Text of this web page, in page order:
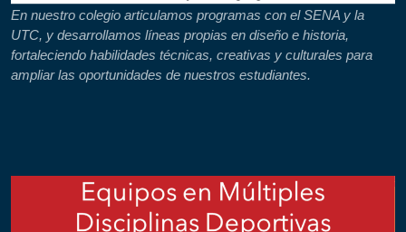
En nuestro colegio articulamos programas con el SENA y la
UTC, y desarrollamos líneas propias en diseño e historia,
fortaleciendo habilidades técnicas, creativas y culturales para
ampliar las oportunidades de nuestros estudiantes.